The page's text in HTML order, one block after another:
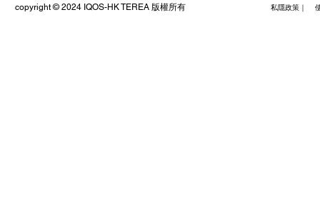
copyright © 2024 IQOS-HK TEREA 版權所有 私隱政策｜